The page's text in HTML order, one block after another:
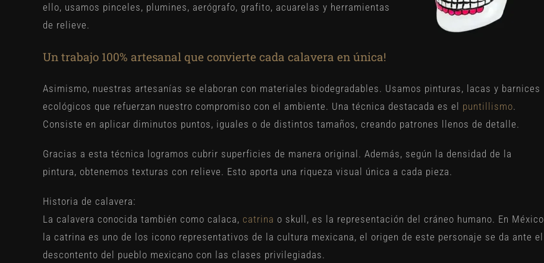
ello, usamos pinceles, plumines, aerógrafo, grafito, acuarelas y herramientas
de relieve.
Un trabajo 100% artesanal que convierte cada calavera en única!
Asimismo, nuestras artesanías se elaboran con materiales biodegradables. Usamos pinturas, lacas y barnices
ecológicos que refuerzan nuestro compromiso con el ambiente. Una técnica destacada es el puntillismo.
Consiste en aplicar diminutos puntos, iguales o de distintos tamaños, creando patrones llenos de detalle.
Gracias a esta técnica logramos cubrir superficies de manera original. Además, según la densidad de la
pintura, obtenemos texturas con relieve. Esto aporta una riqueza visual única a cada pieza.
Historia de calavera:
La calavera conocida también como calaca, catrina o skull, es la representación del cráneo humano. En México
la catrina es uno de los icono representativos de la cultura mexicana, el origen de este personaje se da ante el
descontento del pueblo mexicano con las clases privilegiadas.